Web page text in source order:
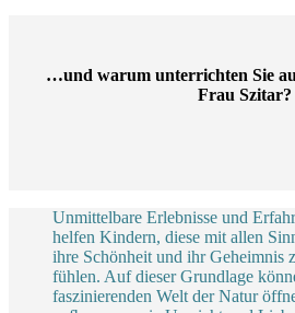
…und warum unterrichten Sie
Frau Szitar?
Unmittelbare Erlebnisse und
helfen Kindern, diese mit allen
ihre Schönheit und ihr Geheimnis
fühlen. Auf dieserGrundlage
faszinierenden Welt der Natur